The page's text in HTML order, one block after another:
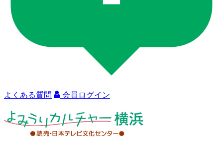
よくある質問 会員ログイン